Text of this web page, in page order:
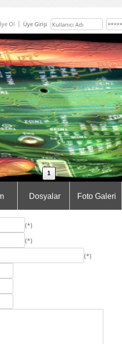
Ol Üye Girişi
1
Dosyalar Foto Galeri
(*)
(*)
(*)